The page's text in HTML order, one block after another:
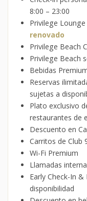
8:00 – 23:00
Privilege
renovado
Privilege Beach
Privilege Beach
Bebidas
Reservas
sujetas a
Plato exclusivo
restaurantes de
Descuento en
Carritos de Club
Wi-Fi Premium
Llamadas
Early Check-In
disponibilidad